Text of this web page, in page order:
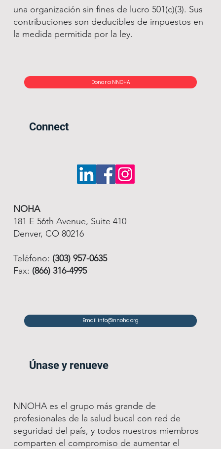
una organización sin fines de lucro 501(c)(3). Sus
contribuciones son deducibles de impuestos en
la medida permitida por la ley.
Donar a NNOHA
Connect
NOHA
181 E 56th Avenue, Suite 410
Denver, CO 80216
Teléfono: (303) 957-0635
Fax: (866) 316-4995
Email info@nnoha.org
Únase y renueve
NNOHA es el grupo más grande de
profesionales de la salud bucal con red de
seguridad del país, y todos nuestros miembros
comparten el compromiso de aumentar el